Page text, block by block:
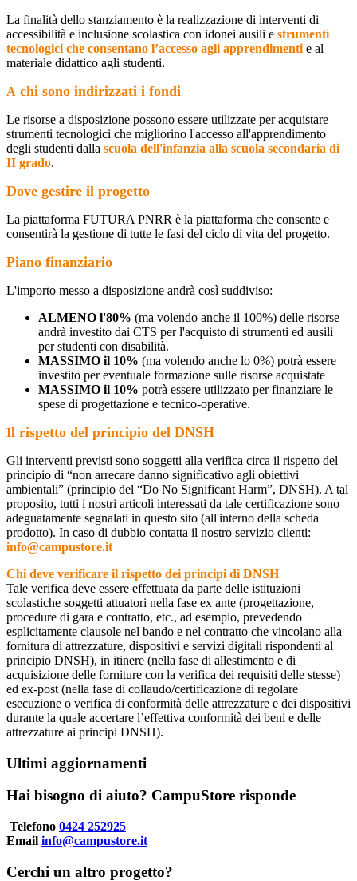
La finalità dello stanziamento è la realizzazione di interventi di
accessibilità e inclusione scolastica con idonei ausili e strumenti
tecnologici che consentano l’accesso agli apprendimenti e al
materiale didattico agli studenti.
A chi sono indirizzati i fondi
Le risorse a disposizione possono essere utilizzate per acquistare
strumenti tecnologici che migliorino l'accesso all'apprendimento
degli studenti dalla scuola dell'infanzia alla scuola secondaria di
II grado.
Dove gestire il progetto
La piattaforma FUTURA PNRR è la piattaforma che consente e
consentirà la gestione di tutte le fasi del ciclo di vita del progetto.
Piano finanziario
L'importo messo a disposizione andrà così suddiviso:
ALMENO l'80% (ma volendo anche il 100%) delle risorse
andrà investito dai CTS per l'acquisto di strumenti ed ausili
per studenti con disabilità.
MASSIMO il 10% (ma volendo anche lo 0%) potrà essere
investito per eventuale formazione sulle risorse acquistate
MASSIMO il 10% potrà essere utilizzato per finanziare le
spese di progettazione e tecnico-operative.
Il rispetto del principio del DNSH
Gli interventi previsti sono soggetti alla verifica circa il rispetto del
principio di “non arrecare danno significativo agli obiettivi
ambientali” (principio del “Do No Significant Harm”, DNSH). A tal
proposito, tutti i nostri articoli interessati da tale certificazione sono
adeguatamente segnalati in questo sito (all'interno della scheda
prodotto). In caso di dubbio contatta il nostro servizio clienti:
info@campustore.it
Chi deve verificare il rispetto dei principi di DNSH
Tale verifica deve essere effettuata da parte delle istituzioni
scolastiche soggetti attuatori nella fase ex ante (progettazione,
procedure di gara e contratto, etc., ad esempio, prevedendo
esplicitamente clausole nel bando e nel contratto che vincolano alla
fornitura di attrezzature, dispositivi e servizi digitali rispondenti al
principio DNSH), in itinere (nella fase di allestimento e di
acquisizione delle forniture con la verifica dei requisiti delle stesse)
ed ex-post (nella fase di collaudo/certificazione di regolare
esecuzione o verifica di conformità delle attrezzature e dei dispositivi
durante la quale accertare l’effettiva conformità dei beni e delle
attrezzature ai principi DNSH).
Ultimi aggiornamenti
Hai bisogno di aiuto? CampuStore risponde
Telefono 0424 252925
Email info@campustore.it
Cerchi un altro progetto?